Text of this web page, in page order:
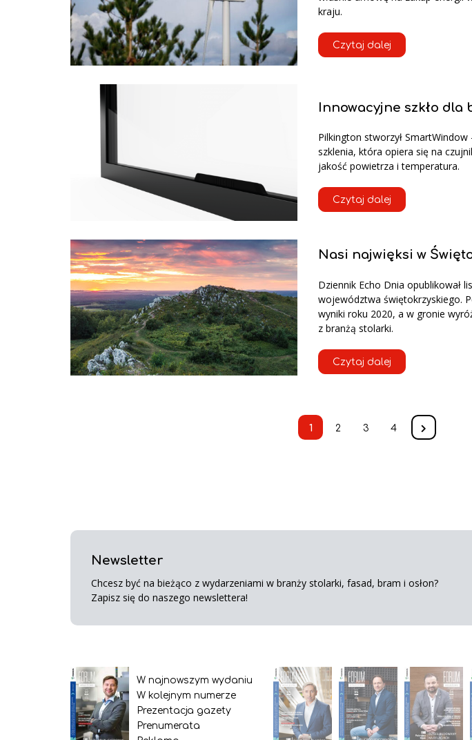
kraju.
Czytaj dalej
Innowacyjne szkło dla
Pilkington stworzył
szklenia, która opiera się na
jakość powietrza i temperatura.
Czytaj dalej
Nasi najwięksi w
Dziennik Echo Dnia opublikował
województwa świętokrzyskiego.
wyniki roku 2020, a w gronie
z branżą stolarki.
Czytaj dalej
1 2 3 4
Newsletter
Chcesz być na bieżąco z wydarzeniami w branży stolarki, fasad, bram i osłon?
Zapisz się do naszego newslettera!
W najnowszym wydaniu
W kolejnym numerze
Prezentacja gazety
Prenumerata